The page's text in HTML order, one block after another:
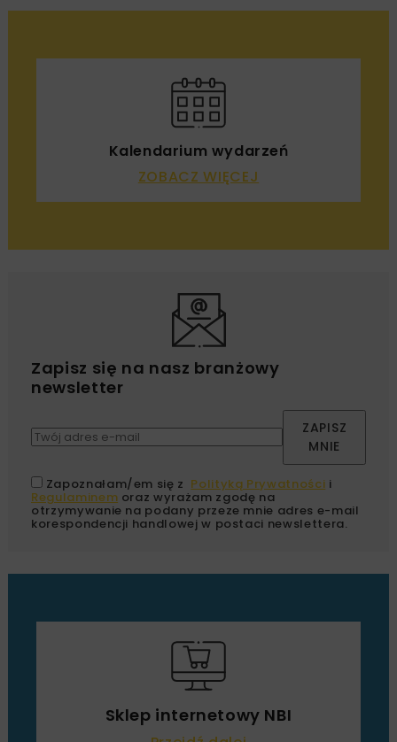
Kalendarium wydarzeń
ZOBACZ WIĘCEJ
Zapisz się na nasz branżowy
newsletter
ZAPISZ
MNIE
Zapoznałam/em się z Polityką Prywatności i
Regulaminem oraz wyrażam zgodę na
otrzymywanie na podany przeze mnie adres e-mail
korespondencji handlowej w postaci newslettera.
Sklep internetowy NBI